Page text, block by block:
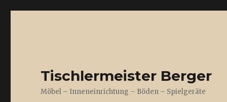
Tischlermeister Berger
Möbel – Inneneinrichtung – Böden – Spielgeräte